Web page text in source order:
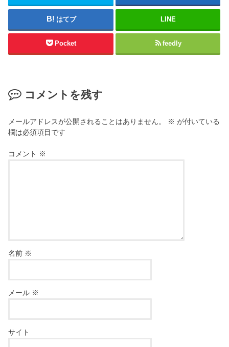
はてブ LINE
Pocket feedly
コメントを残す
メールアドレスが公開されることはありません。 ※ が付いている
欄は必須項目です
コメント ※
名前 ※
メール ※
サイト